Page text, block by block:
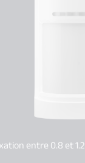
entre 0.8 et